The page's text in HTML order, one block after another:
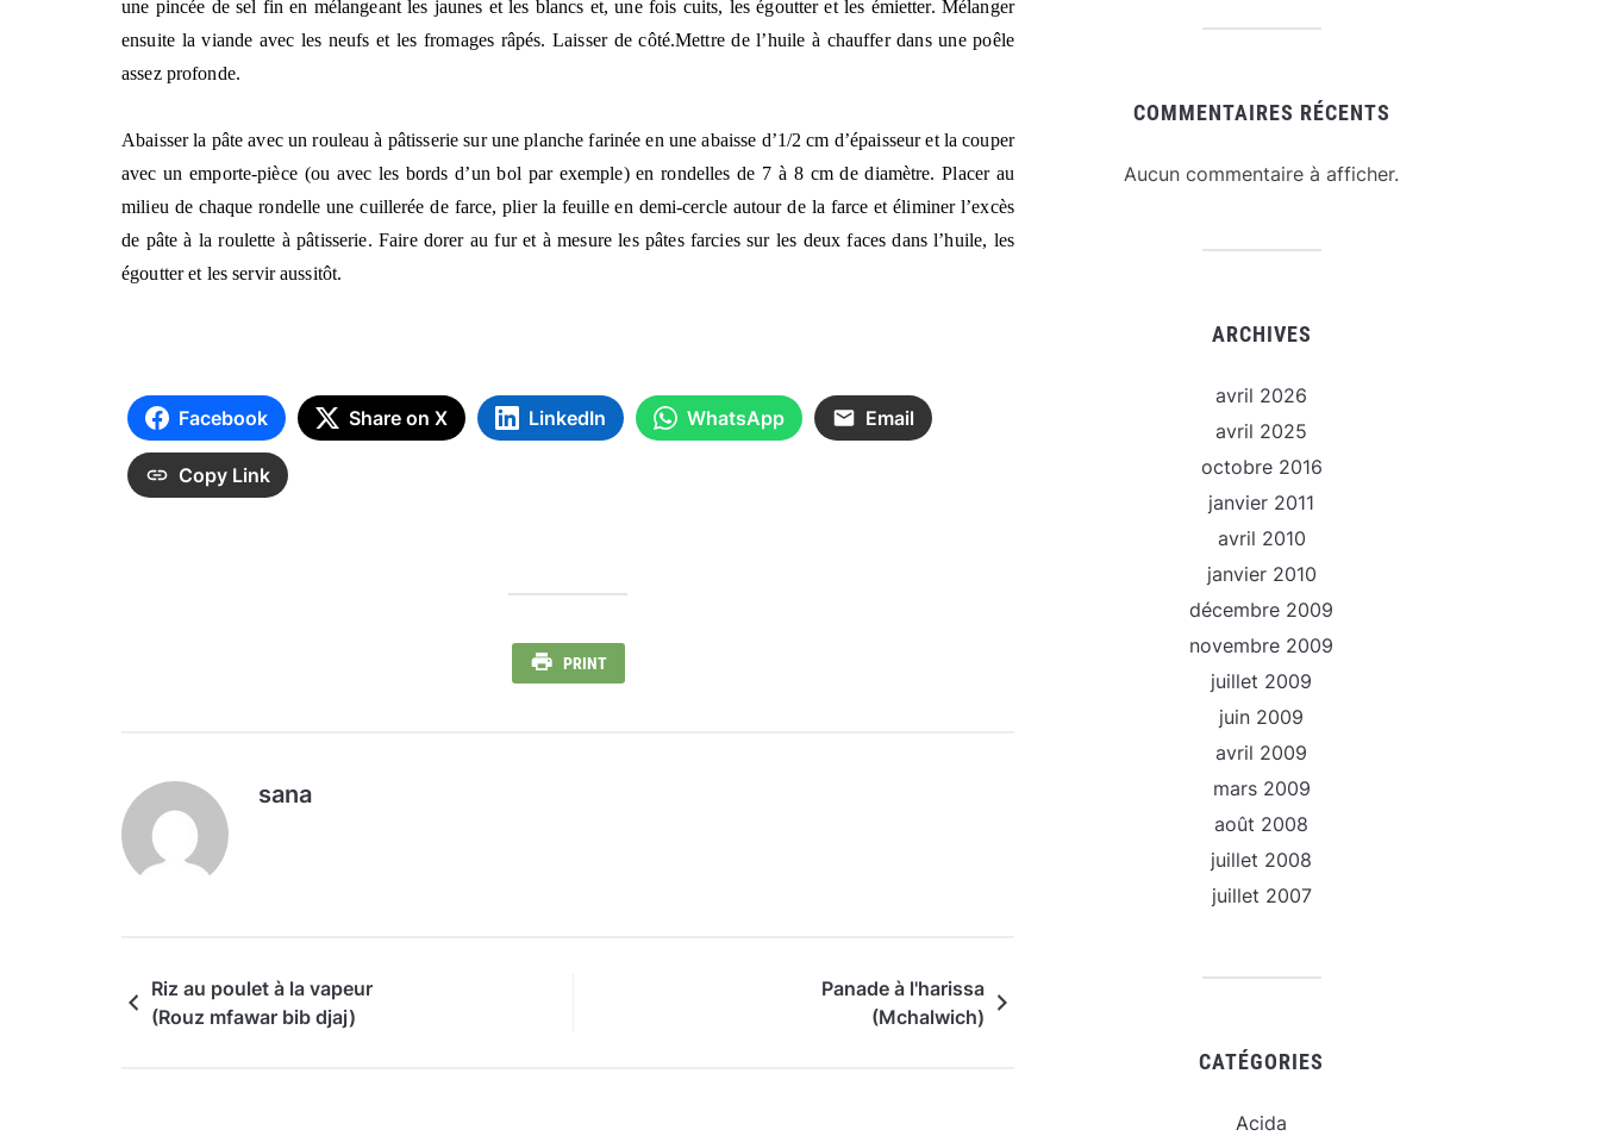
une pincée de sel fin en mélangeant les jaunes et les blancs et, une fois cuits, les égoutter et les émietter. Mélanger
ensuite la viande avec les neufs et les fromages râpés. Laisser de côté.Mettre de l’huile à chauffer dans une poêle
assez profonde.
Abaisser la pâte avec un rouleau à pâtisserie sur une planche farinée en une abaisse d’1/2 cm d’épaisseur et la couper
avec un emporte-pièce (ou avec les bords d’un bol par exemple) en rondelles de 7 à 8 cm de diamètre. Placer au
milieu de chaque rondelle une cuillerée de farce, plier la feuille en demi-cercle autour de la farce et éliminer l’excès
de pâte à la roulette à pâtisserie. Faire dorer au fur et à mesure les pâtes farcies sur les deux faces dans l’huile, les
égoutter et les servir aussitôt.
Facebook Share on X LinkedIn WhatsApp Email
Copy Link
PRINT
sana
Riz au poulet à la vapeur
(Rouz mfawar bib djaj)
Panade à l'harissa
(Mchalwich)
COMMENTAIRES RÉCENTS
Aucun commentaire à afficher.
ARCHIVES
avril 2026
avril 2025
octobre 2016
janvier 2011
avril 2010
janvier 2010
décembre 2009
novembre 2009
juillet 2009
juin 2009
avril 2009
mars 2009
août 2008
juillet 2008
juillet 2007
CATÉGORIES
Acida